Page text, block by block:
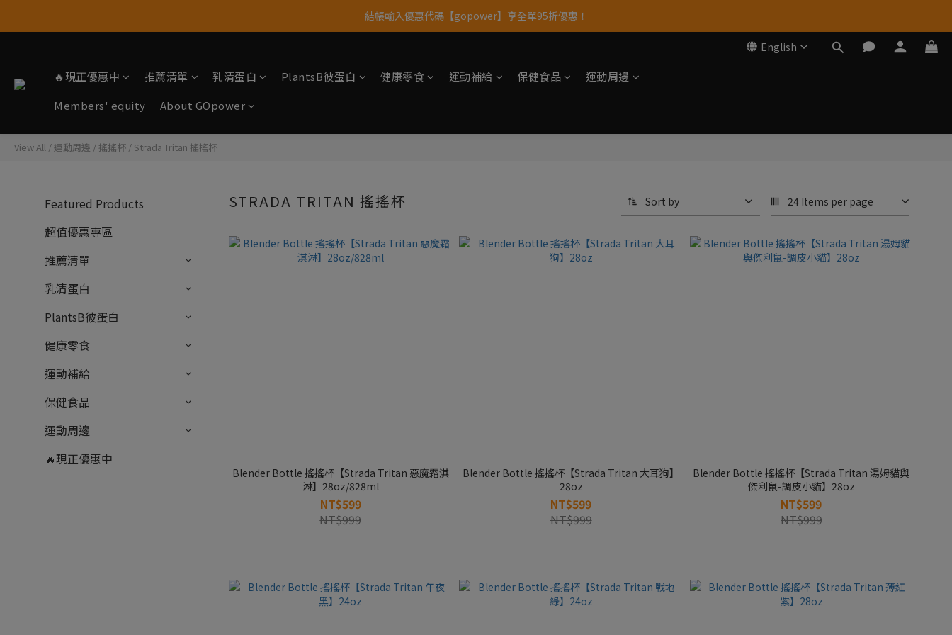
果果11歲慶｜App 下單享 5% 購物金回饋
English
🔥現正優惠中 推薦清單 乳清蛋白 PlantsB彼蛋白 健康零食 運動補給 保健食品
運動周邊
Members' equity
About GOpower
View All /運動周邊 / 搖搖杯 / Strada Tritan 搖搖杯
Featured Products
超值優惠專區
推薦清單
乳清蛋白
PlantsB彼蛋白
健康零食
運動補給
保健食品
運動周邊
🔥現正優惠中
STRADA TRITAN 搖搖杯 Sort by 24 Items per page
Blender Bottle 搖搖杯【Strada Tritan 惡魔霜淇
淋】28oz/828ml
NT$599
NT$999
Blender Bottle 搖搖杯【Strada Tritan 大耳狗】
28oz
NT$599
NT$999
Blender Bottle 搖搖杯【Strada Tritan 湯姆貓與
傑利鼠-調皮小貓】28oz
NT$599
NT$999